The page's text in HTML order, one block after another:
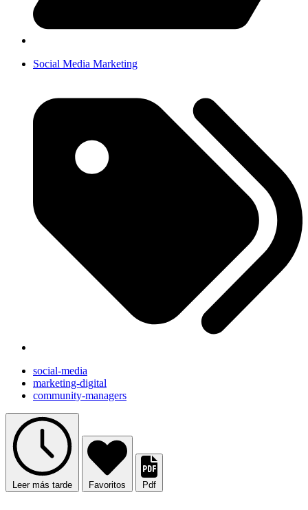
Social Media Marketing
social-media
marketing-digital
community-managers
Leer más tarde Favoritos Pdf